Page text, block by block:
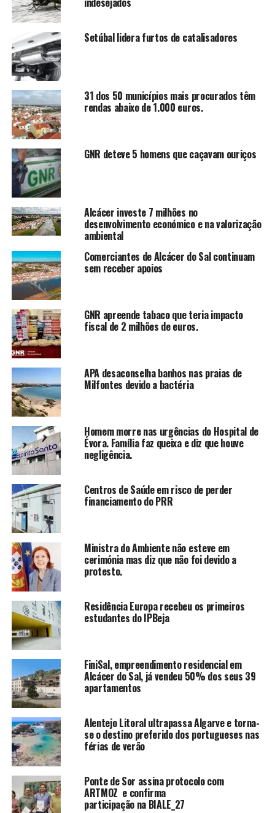
Setúbal lidera furtos de catalisadores
31 dos 50 municípios mais procurados têm
rendas abaixo de 1.000 euros.
GNR deteve 5 homens que caçavam ouriços
Alcácer investe 7 milhões no
desenvolvimento económico e na valorização
ambiental
Comerciantes de Alcácer do Sal continuam
sem receber apoios
GNR apreende tabaco que teria impacto
fiscal de 2 milhões de euros.
APA desaconselha banhos nas praias de
Milfontes devido a bactéria
Homem morre nas urgências do Hospital de
Évora. Família faz queixa e diz que houve
negligência.
Centros de Saúde em risco de perder
financiamento do PRR
Ministra do Ambiente não esteve em
cerimónia mas diz que não foi devido a
protesto.
Residência Europa recebeu os primeiros
estudantes do IPBeja
FiniSal, empreendimento residencial em
Alcácer do Sal, já vendeu 50% dos seus 39
apartamentos
Alentejo Litoral ultrapassa Algarve e torna-
se o destino preferido dos portugueses nas
férias de verão
Ponte de Sor assina protocolo com
ARTMOZ e confirma
participação na BIALE_27